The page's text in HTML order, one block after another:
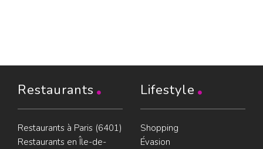
Restaurants
Restaurants à Paris (6401)
Restaurants en Île-de-
Lifestyle
Shopping
Évasion